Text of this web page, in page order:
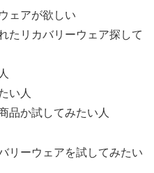
ェアが欲しい
たリカバリーウェア探して
い人
品か試してみたい人
リーウェアを試してみたい